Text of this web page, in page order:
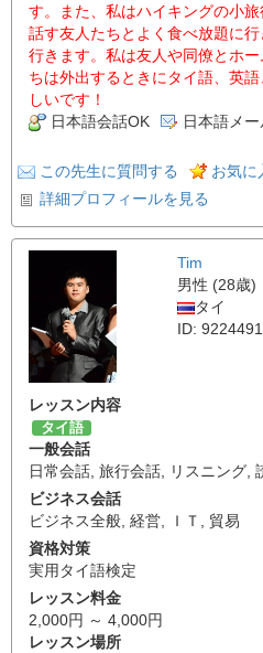
す。また、私はハイキングの小
話す友人たちとよく食べ放題に
行きます。私は友人や同僚とホ
ちは外出するときにタイ語、英
しいです！
日本語会話OK
日本語メ
この先生に質問する
お気に
詳細プロフィールを見る
Tim
男性 (28歳)
タイ
ID:
レッスン内容
タイ語
一般会話
日常会話 旅行会話 リスニング
ビジネス会話
ビジネス全般 経営 ＩＴ
貿易
資格対策
実用タイ語検定
レッスン料金
2,000円 ～ 4,000円
レッスン場所